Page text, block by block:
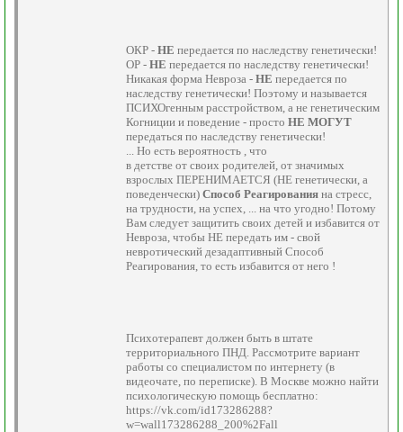
ОКР - НЕ передается по наследству генетически!
ОР - НЕ передается по наследству генетически!
Никакая форма Невроза - НЕ передается по
наследству генетически! Поэтому и называется
ПСИХОгенным расстройством, а не генетическим
Когниции и поведение - просто НЕ МОГУТ
передаться по наследству генетически!
... Но есть вероятность , что
в детстве от своих родителей, от значимых
взрослых ПЕРЕНИМАЕТСЯ (НЕ генетически, а
поведенчески) Способ Реагирования на стресс,
на трудности, на успех, ... на что угодно! Потому
Вам следует защитить своих детей и избавится от
Невроза, чтобы НЕ передать им - свой
невротический дезадаптивный Способ
Реагирования, то есть избавится от него !
Психотерапевт должен быть в штате
территориального ПНД. Рассмотрите вариант
работы со специалистом по интернету (в
видеочате, по переписке). В Москве можно найти
психологическую помощь бесплатно:
https://vk.com/id173286288?
w=wall173286288_200%2Fall